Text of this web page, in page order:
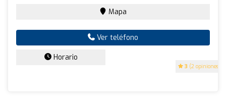
3 (2 opiniones)
Mapa
Ver teléfono
Horario